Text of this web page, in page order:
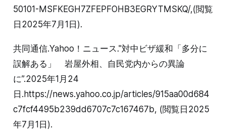
50101-MSFKEGH7ZFEPFOHB3EGRYTMSKQ/,(閲覧
日2025年7月1日).
共同通信.Yahoo！ニュース."対中ビザ緩和「多分に
誤解ある」 岩屋外相、自民党内からの異論
に”.2025年1月24
日.https://news.yahoo.co.jp/articles/915aa00d684
c7fcf4495b239dd6707c7c167467b, (閲覧日2025
年7月1日).